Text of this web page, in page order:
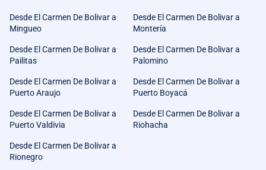
Desde El Carmen De Bolivar a
Mingueo
Desde El Carmen De Bolivar a
Montería
Desde El Carmen De Bolivar a
Pailitas
Desde El Carmen De Bolivar a
Palomino
Desde El Carmen De Bolivar a
Puerto Araujo
Desde El Carmen De Bolivar a
Puerto Boyacá
Desde El Carmen De Bolivar a
Puerto Valdivia
Desde El Carmen De Bolivar a
Riohacha
Desde El Carmen De Bolivar a
Rionegro